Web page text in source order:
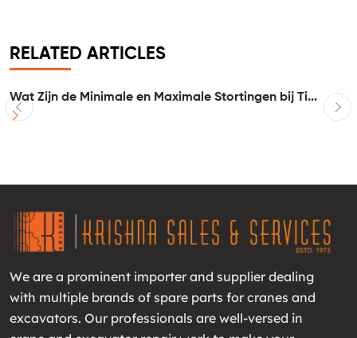
RELATED ARTICLES
Wat Zijn de Minimale en Maximale Stortingen bij Ti...
We are a prominent importer and supplier dealing
with multiple brands of spare parts for cranes and
excavators. Our professionals are well-versed in